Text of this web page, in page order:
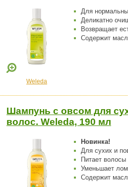
Для
Деликатно
Возвращает
Содержит
Weleda
Шампунь с овсом для
волос. Weleda, 190 мл
Новинка!
Для сухих и
Питает волосы
Уменьшает
Содержит